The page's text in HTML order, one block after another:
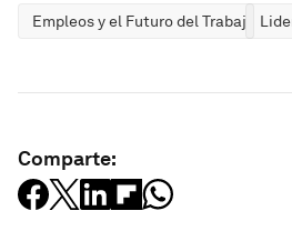
Empleos y el Futuro del Trabajo
Comparte: